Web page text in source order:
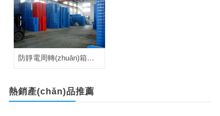
防靜電周轉(zhuǎn)箱應(yīng)用案例
熱銷產(chǎn)品推薦